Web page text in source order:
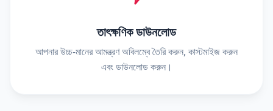
তাৎক্ষণিক ডাউনলোড
আপনার উচ্চ-মানের আমন্ত্রণ অবিলম্বে তৈরি করুন, কাস্টমাইজ করুন
এবং ডাউনলোড করুন।